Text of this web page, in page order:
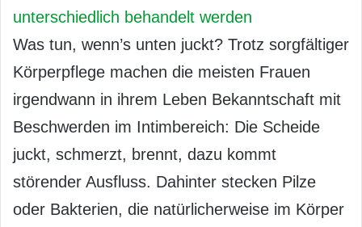
unterschiedlich behandelt werden
Was tun, wenn’s unten juckt? Trotz sorgfältiger
Körperpflege machen die meisten Frauen
irgendwann in ihrem Leben Bekanntschaft mit
Beschwerden im Intimbereich: Die Scheide
juckt, schmerzt, brennt, dazu kommt
störender Ausfluss. Dahinter stecken Pilze
oder Bakterien, die natürlicherweise im Körper